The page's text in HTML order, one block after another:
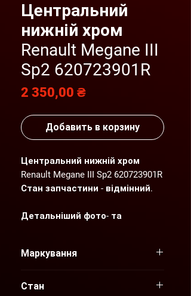
Центральний
нижній хром
Renault Megane III
Sp2 620723901R
2 350,00 ₴Цена
Добавить в корзину
Центральний нижній хром
Renault Megane III Sp2 620723901R
Стан запчастини - відмінний.
Детальніший фото- та
оригінальні запчастини для
Маркування
Стан